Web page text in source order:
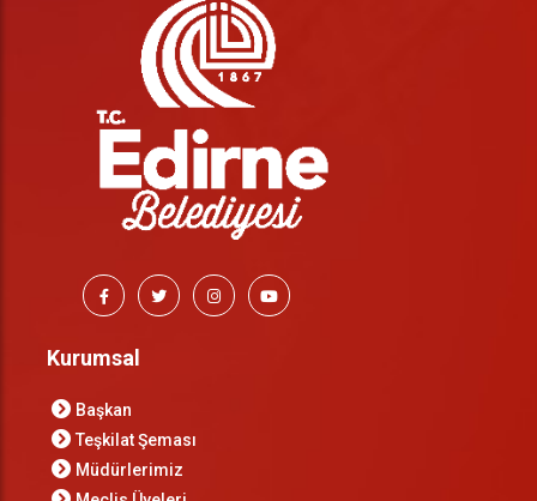
Kurumsal
Başkan
Teşkilat Şeması
Müdürlerimiz